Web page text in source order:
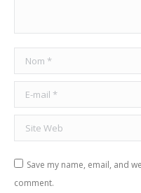
Nom *
E-mail *
Site Web
Save my name, email, and
comment.